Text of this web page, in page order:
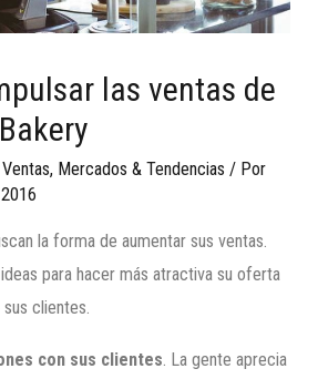
las ventas de
, Mercados & Tendencias / Por
la forma de aumentar sus ventas.
para hacer más atractiva su oferta
clientes.
con sus clientes . La gente aprecia